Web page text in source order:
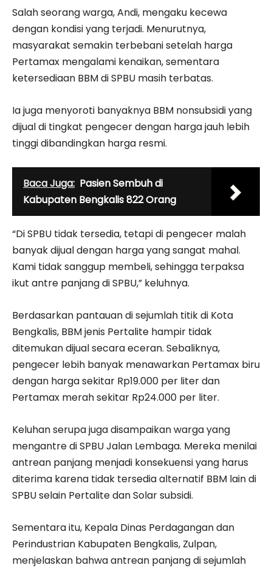
Salah seorang warga, Andi, mengaku kecewa
dengan kondisi yang terjadi. Menurutnya,
masyarakat semakin terbebani setelah harga
Pertamax mengalami kenaikan, sementara
ketersediaan BBM di SPBU masih terbatas.
Ia juga menyoroti banyaknya BBM nonsubsidi yang
dijual di tingkat pengecer dengan harga jauh lebih
tinggi dibandingkan harga resmi.
Baca Juga: Pasien Sembuh di
Kabupaten Bengkalis 822 Orang
“Di SPBU tidak tersedia, tetapi di pengecer malah
banyak dijual dengan harga yang sangat mahal.
Kami tidak sanggup membeli, sehingga terpaksa
ikut antre panjang di SPBU,” keluhnya.
Berdasarkan pantauan di sejumlah titik di Kota
Bengkalis, BBM jenis Pertalite hampir tidak
ditemukan dijual secara eceran. Sebaliknya,
pengecer lebih banyak menawarkan Pertamax biru
dengan harga sekitar Rp19.000 per liter dan
Pertamax merah sekitar Rp24.000 per liter.
Keluhan serupa juga disampaikan warga yang
mengantre di SPBU Jalan Lembaga. Mereka menilai
antrean panjang menjadi konsekuensi yang harus
diterima karena tidak tersedia alternatif BBM lain di
SPBU selain Pertalite dan Solar subsidi.
Sementara itu, Kepala Dinas Perdagangan dan
Perindustrian Kabupaten Bengkalis, Zulpan,
menjelaskan bahwa antrean panjang di sejumlah